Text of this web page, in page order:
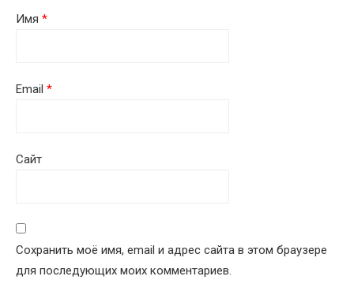
Имя *
Email *
Сайт
Сохранить моё имя, email и адрес сайта в этом браузере
для последующих моих комментариев.